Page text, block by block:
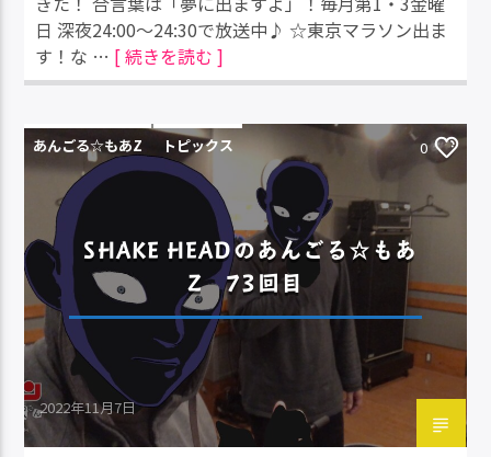
日 深夜24:00～24:30で放送中♪ ☆東京マラソン出ま
す！な … [ 続きを読む ]
あんごる☆もあZ トピックス 0
SHAKE HEADのあんごる☆もあ
Z 73回目
2022年11月7日